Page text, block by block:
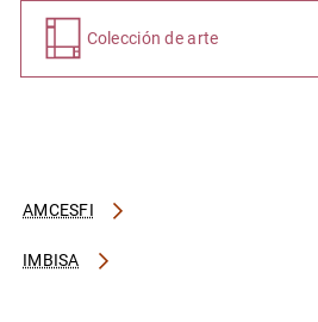
Colección de arte
AMCESFI
IMBISA